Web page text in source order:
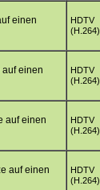
einen
HDTV
(H.264)
auf einen
HDTV
(H.264)
auf einen
HDTV
(H.264)
auf einen
HDTV
(H.264)